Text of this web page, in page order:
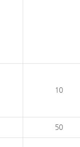
10
50